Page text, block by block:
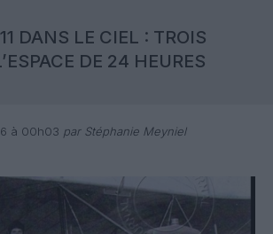
DANS LE CIEL : TROIS
DE 24 HEURES
à 00h03 par Stéphanie Meyniel